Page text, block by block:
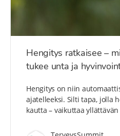
Hengitys ratkaisee –
tukee unta ja
Hengitys on niin
ajatelleeksi. Silti tapa, jolla
kautta – vaikuttaa